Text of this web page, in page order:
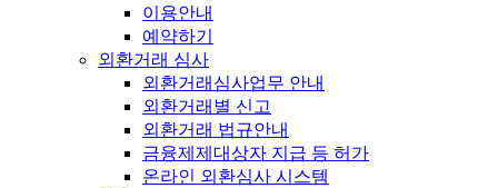
이용안내
예약하기
외환거래 심사
외환거래심사업무 안내
외환거래별 신고
외환거래 법규안내
금융제제대상자 지급 등 허가
온라인 외환심사 시스템